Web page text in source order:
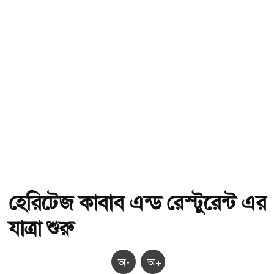
হেরিটেজ কাবাব এন্ড রেস্টুরেন্ট এর
যাত্রা শুরু
অ- অ+